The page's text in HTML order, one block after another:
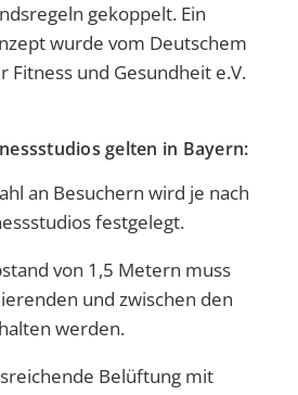
gekoppelt. Ein
wurde vom Deutschem
und Gesundheit e.V.
gelten in Bayern:
an Besuchern wird je nach
festgelegt.
von 1,5 Metern muss
und zwischen den
werden.
Belüftung mit